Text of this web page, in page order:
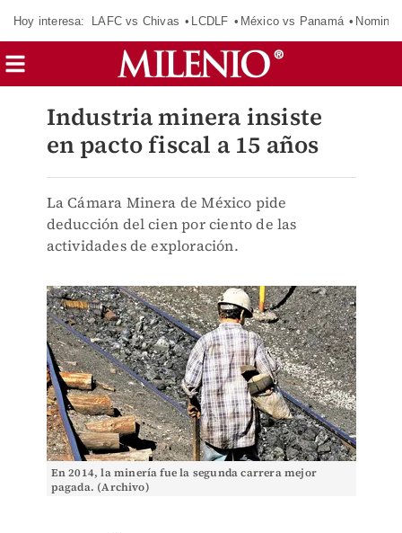
Hoy interesa: LAFC vs Chivas LCDLF México vs Panamá
Industria minera insiste
en pacto fiscal a 15 años
La Cámara Minera de México pide
deducción del cien por ciento de las
actividades de exploración.
En 2014, la minería fue la segunda carrera mejor
pagada. (Archivo)